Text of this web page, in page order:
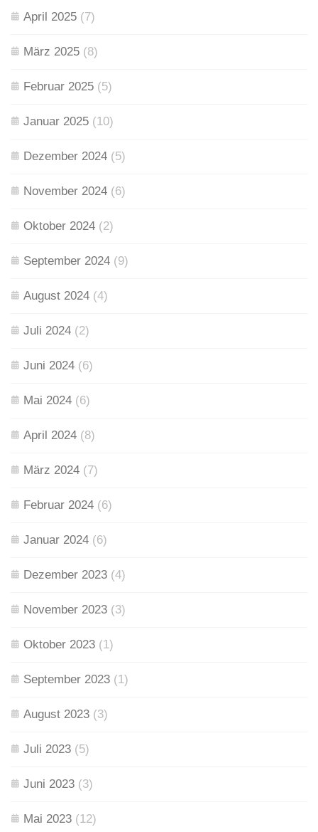
April 2025 (7)
März 2025 (8)
Februar 2025 (5)
Januar 2025 (10)
Dezember 2024 (5)
November 2024 (6)
Oktober 2024 (2)
September 2024 (9)
August 2024 (4)
Juli 2024 (2)
Juni 2024 (6)
Mai 2024 (6)
April 2024 (8)
März 2024 (7)
Februar 2024 (6)
Januar 2024 (6)
Dezember 2023 (4)
November 2023 (3)
Oktober 2023 (1)
September 2023 (1)
August 2023 (3)
Juli 2023 (5)
Juni 2023 (3)
Mai 2023 (12)